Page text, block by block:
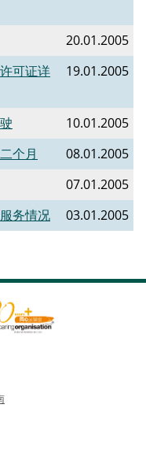
20.01.2005
可证详
19.01.2005
10.01.2005
个月
08.01.2005
07.01.2005
务情况
03.01.2005